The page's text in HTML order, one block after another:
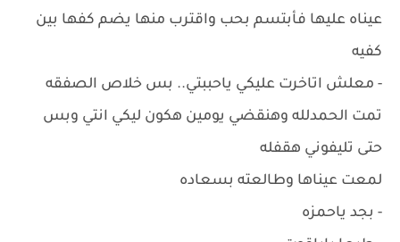
عيناه عليها فأبتسم بحب واقترب منها يضم كفها بين
كفيه
- معلش اتاخرت عليكي ياحببتي.. بس خلاص الصفقه
تمت الحمدلله وهنقضي يومين هكون ليكي انتي وبس
حتى تليفوني هقفله
لمعت عيناها وطالعته بسعاده
- بجد ياحمزه